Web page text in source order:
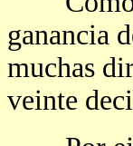
ganancia
muchas
veinte